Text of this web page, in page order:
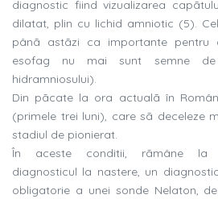
diagnostic fiind vizualizarea
dilatat, plin cu lichid amniotic (5).
pânã astãzi ca importante pentru
esofag nu mai sunt semne de
hidramniosului).
Din pãcate la ora actualã în
(primele trei luni), care sã deceleze
stadiul de pionierat.
În aceste conditii, rãmâne la
diagnosticul la nastere, un
obligatorie a unei sonde Nelaton,